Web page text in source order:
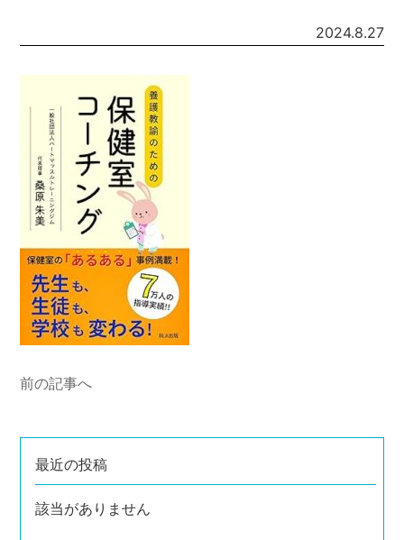
2024.8.27
前の記事へ
最近の投稿
該当がありません